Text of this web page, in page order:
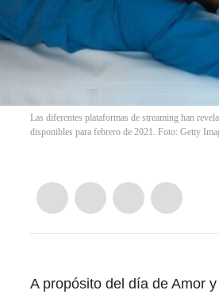
Las diferentes plataformas de streaming han
disponibles para febrero de 2021. Foto: Getty
A propósito del día de Amor